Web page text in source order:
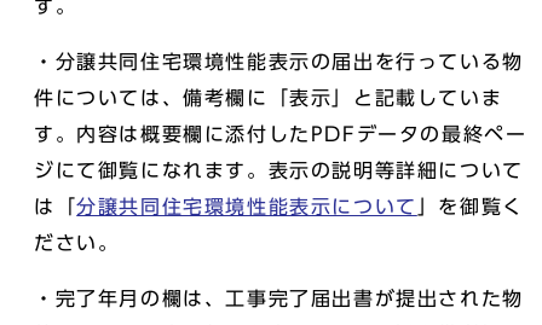
す。
・分譲共同住宅環境性能表示の届出を行っている物
件については、備考欄に「表示」と記載していま
す。内容は概要欄に添付したPDFデータの最終ペー
ジにて御覧になれます。表示の説明等詳細について
は「分譲共同住宅環境性能表示について
」を御覧く
ださい。
・完了年月の欄は、工事完了届出書が提出された物